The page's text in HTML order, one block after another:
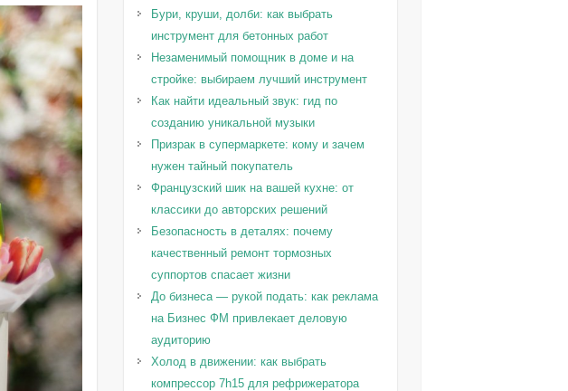
Бури, круши, долби: как выбрать
инструмент для бетонных работ
Незаменимый помощник в доме и на
стройке: выбираем лучший инструмент
Как найти идеальный звук: гид по
созданию уникальной музыки
Призрак в супермаркете: кому и зачем
нужен тайный покупатель
Французский шик на вашей кухне: от
классики до авторских решений
Безопасность в деталях: почему
качественный ремонт тормозных
суппортов спасает жизни
До бизнеса — рукой подать: как реклама
на Бизнес ФМ привлекает деловую
аудиторию
Холод в движении: как выбрать
компрессор 7h15 для рефрижератора